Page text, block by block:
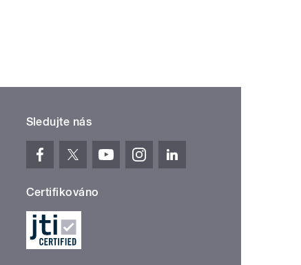
Sledujte nás
Certifikováno